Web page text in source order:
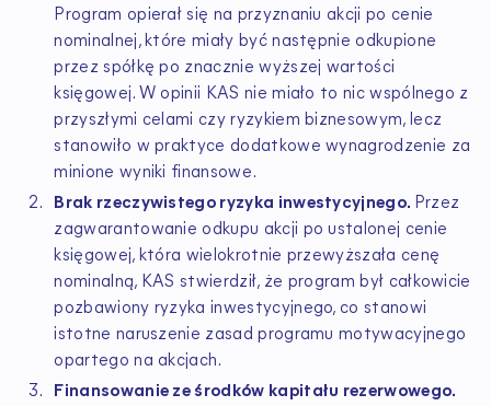
Program opierał się na przyznaniu akcji po cenie
nominalnej, które miały być następnie odkupione
przez spółkę po znacznie wyższej wartości
księgowej. W opinii KAS nie miało to nic wspólnego z
przyszłymi celami czy ryzykiem biznesowym, lecz
stanowiło w praktyce dodatkowe wynagrodzenie za
minione wyniki finansowe.
Brak rzeczywistego ryzyka inwestycyjnego. Przez
zagwarantowanie odkupu akcji po ustalonej cenie
księgowej, która wielokrotnie przewyższała cenę
nominalną, KAS stwierdził, że program był całkowicie
pozbawiony ryzyka inwestycyjnego, co stanowi
istotne naruszenie zasad programu motywacyjnego
opartego na akcjach.
Finansowanie ze środków kapitału rezerwowego.